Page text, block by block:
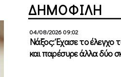
ΔΗΜΟΦΙΛΗ
04/08/2026 09:02
Νάξος: Έχασε το έλεγχο
και παρέσυρε άλλα δύο